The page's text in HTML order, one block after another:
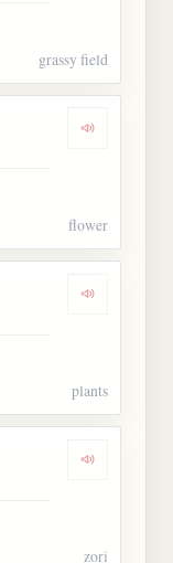
grassy field
Dengarkan
flower
Dengarkan
plants
Dengarkan
zori